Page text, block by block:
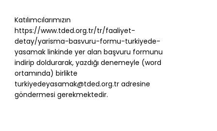
Katılımcılarımızın
https://www.tded.org.tr/tr/faaliyet-
detay/yarisma-basvuru-formu-turkiyede-
yasamak linkinde yer alan başvuru formunu
indirip doldurarak, yazdığı denemeyle (word
ortamında) birlikte
turkiyedeyasamak@tded.org.tr adresine
göndermesi gerekmektedir.